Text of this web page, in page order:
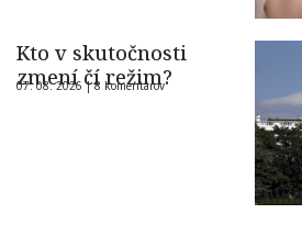
Kto v skutočnosti
zmení čí režim?
07. 08. 2026 |8 komentárov